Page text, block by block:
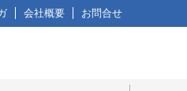
会社概要 お問合せ